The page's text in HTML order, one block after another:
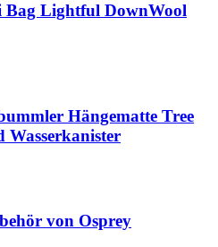
Bag Lightful DownWool
Hängematte Tree
Wasserkanister
von Osprey